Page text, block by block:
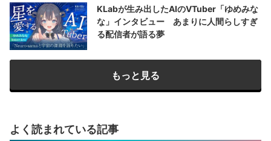
KLabが生み出したAIのVTuber「ゆめみな
な」インタビュー あまりに人間らしすぎ
る配信者が語る夢
もっと見る
よく読まれている記事